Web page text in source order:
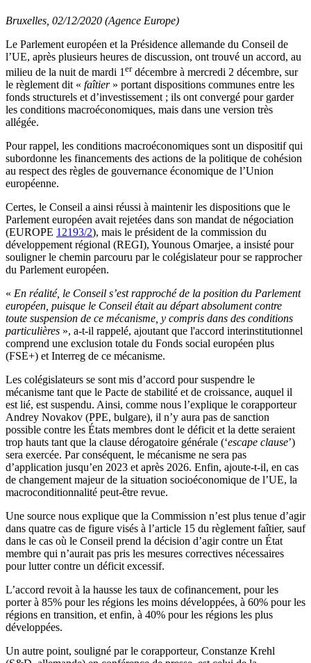
Bruxelles, 02/12/2020 (Agence Europe)
Le Parlement européen et la Présidence allemande du Conseil de
l’UE, après plusieurs heures de discussion, ont trouvé un accord, au
milieu de la nuit de mardi 1 erdécembre à mercredi 2 décembre, sur
le règlement dit « faîtier» portant dispositions communes entre les
fonds structurels et d’investissement ; ils ont convergé pour garder
les conditions macroéconomiques, mais dans une version très
allégée.
Pour rappel, les conditions macroéconomiques sont un dispositif qui
subordonne les financements des actions de la politique de cohésion
au respect des règles de gouvernance économique de l’Union
européenne.
Certes, le Conseil a ainsi réussi à maintenir les dispositions que le
Parlement européen avait rejetées dans son mandat de négociation
(EUROPE 12193/2), mais le président de la commission du
développement régional (REGI), Younous Omarjee, a insisté pour
souligner le chemin parcouru par le colégislateur pour se rapprocher
du Parlement européen.
« En réalité, le Conseil s’est rapproché de la position du Parlement
européen, puisque le Conseil était au départ absolument contre
toute suspension de ce mécanisme, y compris dans des conditions
particulières », a-t-il rappelé, ajoutant que l'accord interinstitutionnel
comprend une exclusion totale du Fonds social européen plus
(FSE+) et Interreg de ce mécanisme.
Les colégislateurs se sont mis d’accord pour suspendre le
mécanisme tant que le Pacte de stabilité et de croissance, auquel il
est lié, est suspendu. Ainsi, comme nous l’explique le corapporteur
Andrey Novakov (PPE, bulgare), il n’y aura pas de sanction
possible contre les États membres dont le déficit et la dette seraient
trop hauts tant que la clause dérogatoire générale (‘escape clause’)
sera exercée. Par conséquent, le mécanisme ne sera pas
d’application jusqu’en 2023 et après 2026. Enfin, ajoute-t-il, en cas
de changement majeur de la situation socioéconomique de l’UE, la
macroconditionnalité peut-être revue.
Une source nous explique que la Commission n’est plus tenue d’agir
dans quatre cas de figure visés à l’article 15 du règlement faîtier, sauf
dans le cas où le Conseil prend la décision d’agir contre un État
membre qui n’aurait pas pris les mesures correctives nécessaires
pour lutter contre un déficit excessif.
L’accord revoit à la hausse les taux de cofinancement, pour les
porter à 85% pour les régions les moins développées, à 60% pour les
régions en transition, et enfin, à 40% pour les régions les plus
développées.
Un autre point, souligné par le corapporteur, Constanze Krehl